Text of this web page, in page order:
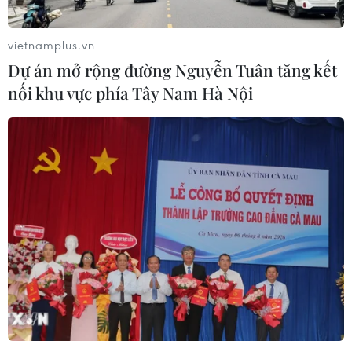
phát động hưởng ứng ngày An ninh
mạng Việt Nam
06/08/2026 02:39
Thủ tướng: Bảo đảm an ninh mạng
phải gắn kết giữa bảo vệ hệ thống và
con người
06/08/2026 02:30
Công nghệ Robot Da Vinci
nâng cao năng lực phẫu thuật
chuyên sâu tại Bệnh viện K
06/08/2026 02:13
Chọn đúng đầu tàu: Danh mục
vietnamplus.vn
Dự án mở rộng đường Nguyễn Tuân tăng kết
nối khu vực phía Tây Nam Hà Nội